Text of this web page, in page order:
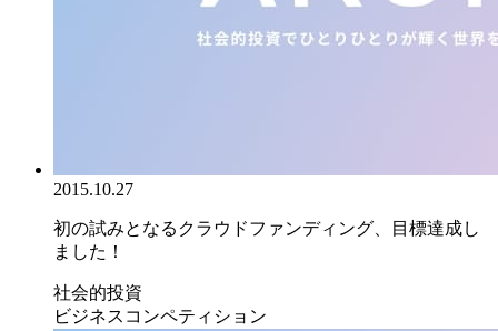
2015.10.27
初の試みとなるクラウドファンディング、目標達成し
ました！
社会的投資
ビジネスコンペティション